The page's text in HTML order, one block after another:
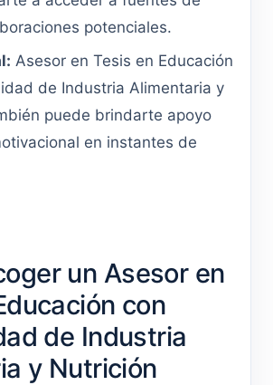
potenciales.
Asesor en Tesis en Educación
de Industria Alimentaria y
puede brindarte apoyo
en instantes de
un Asesor en
con
de Industria
y Nutrición